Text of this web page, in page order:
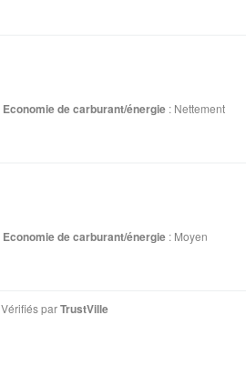
Economie de carburant/énergie : Nettement
Economie de carburant/énergie : Moyen
Vérifiés parTrustVille